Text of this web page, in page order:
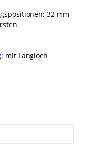
32 mm
mit Langloch